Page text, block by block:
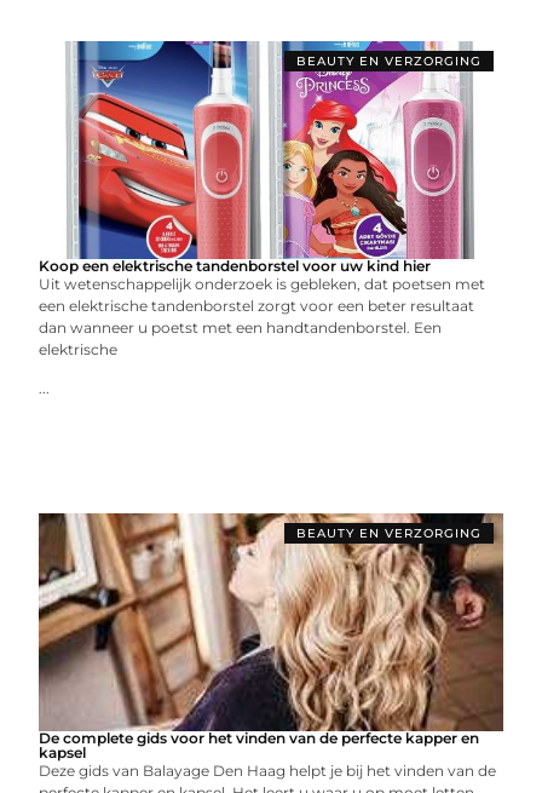
BEAUTY EN VERZORGING
Koop een elektrische tandenborstel voor uw kind hier
Uit wetenschappelijk onderzoek is gebleken, dat poetsen met
een elektrische tandenborstel zorgt voor een beter resultaat
dan wanneer u poetst met een handtandenborstel. Een
elektrische
...
BEAUTY EN VERZORGING
De complete gids voor het vinden van de perfecte kapper en
kapsel
Deze gids van Balayage Den Haag helpt je bij het vinden van de